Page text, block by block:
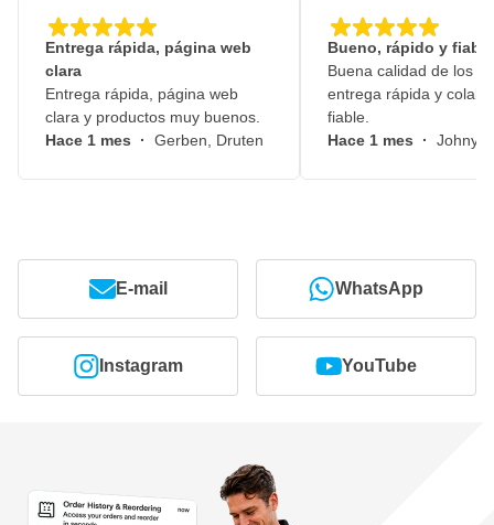
Entrega rápida, página web
clara
Entrega rápida, página web
clara y productos muy buenos.
Hace 1 mes · Gerben, Druten
Bueno, rápido y fiable
Buena calidad de los
entrega rápida y
fiable.
Hace 1 mes · Johny,
E-mail WhatsApp
Instagram YouTube